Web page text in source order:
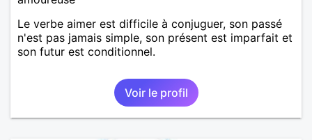
Le verbe aimer est difficile à conjuguer, son passé
n'est pas jamais simple, son présent est imparfait et
son futur est conditionnel.
Voir le profil